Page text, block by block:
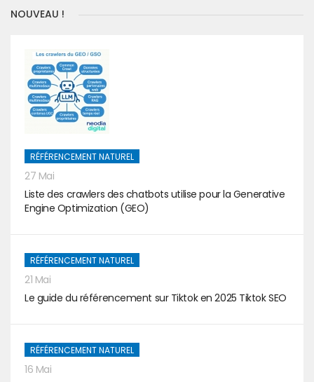
NOUVEAU !
RÉFÉRENCEMENT NATUREL
27 Mai
Liste des crawlers des chatbots utilise pour la Generative
Engine Optimization (GEO)
RÉFÉRENCEMENT NATUREL
21 Mai
Le guide du référencement sur Tiktok en 2025 Tiktok SEO
RÉFÉRENCEMENT NATUREL
16 Mai